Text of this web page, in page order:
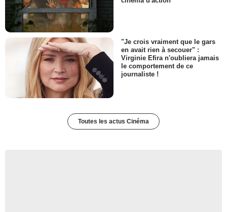
"Je crois vraiment que le gars
en avait rien à secouer" :
Virginie Efira n'oubliera jamais
le comportement de ce
journaliste !
Toutes les actus Cinéma